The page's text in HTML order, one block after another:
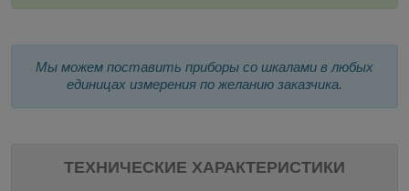
Мы можем поставить приборы со шкалами в любых
единицах измерения по желанию заказчика.
ТЕХНИЧЕСКИЕ ХАРАКТЕРИСТИКИ